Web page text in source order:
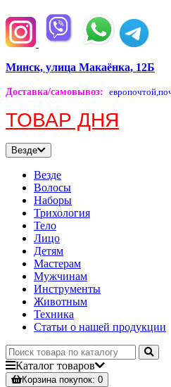
Минск, улица Макаёнка, 12Б
Доставка/самовывоз: европочтой,
ТОВАР ДНЯ
Везде
Везде
Волосы
Наборы
Трихология
Тело
Лицо
Детям
Мастерам
Мужчинам
Инструменты
Животным
Техника
Статьи о нашей продукции
Каталог товаров
Корзинапокупок: 0